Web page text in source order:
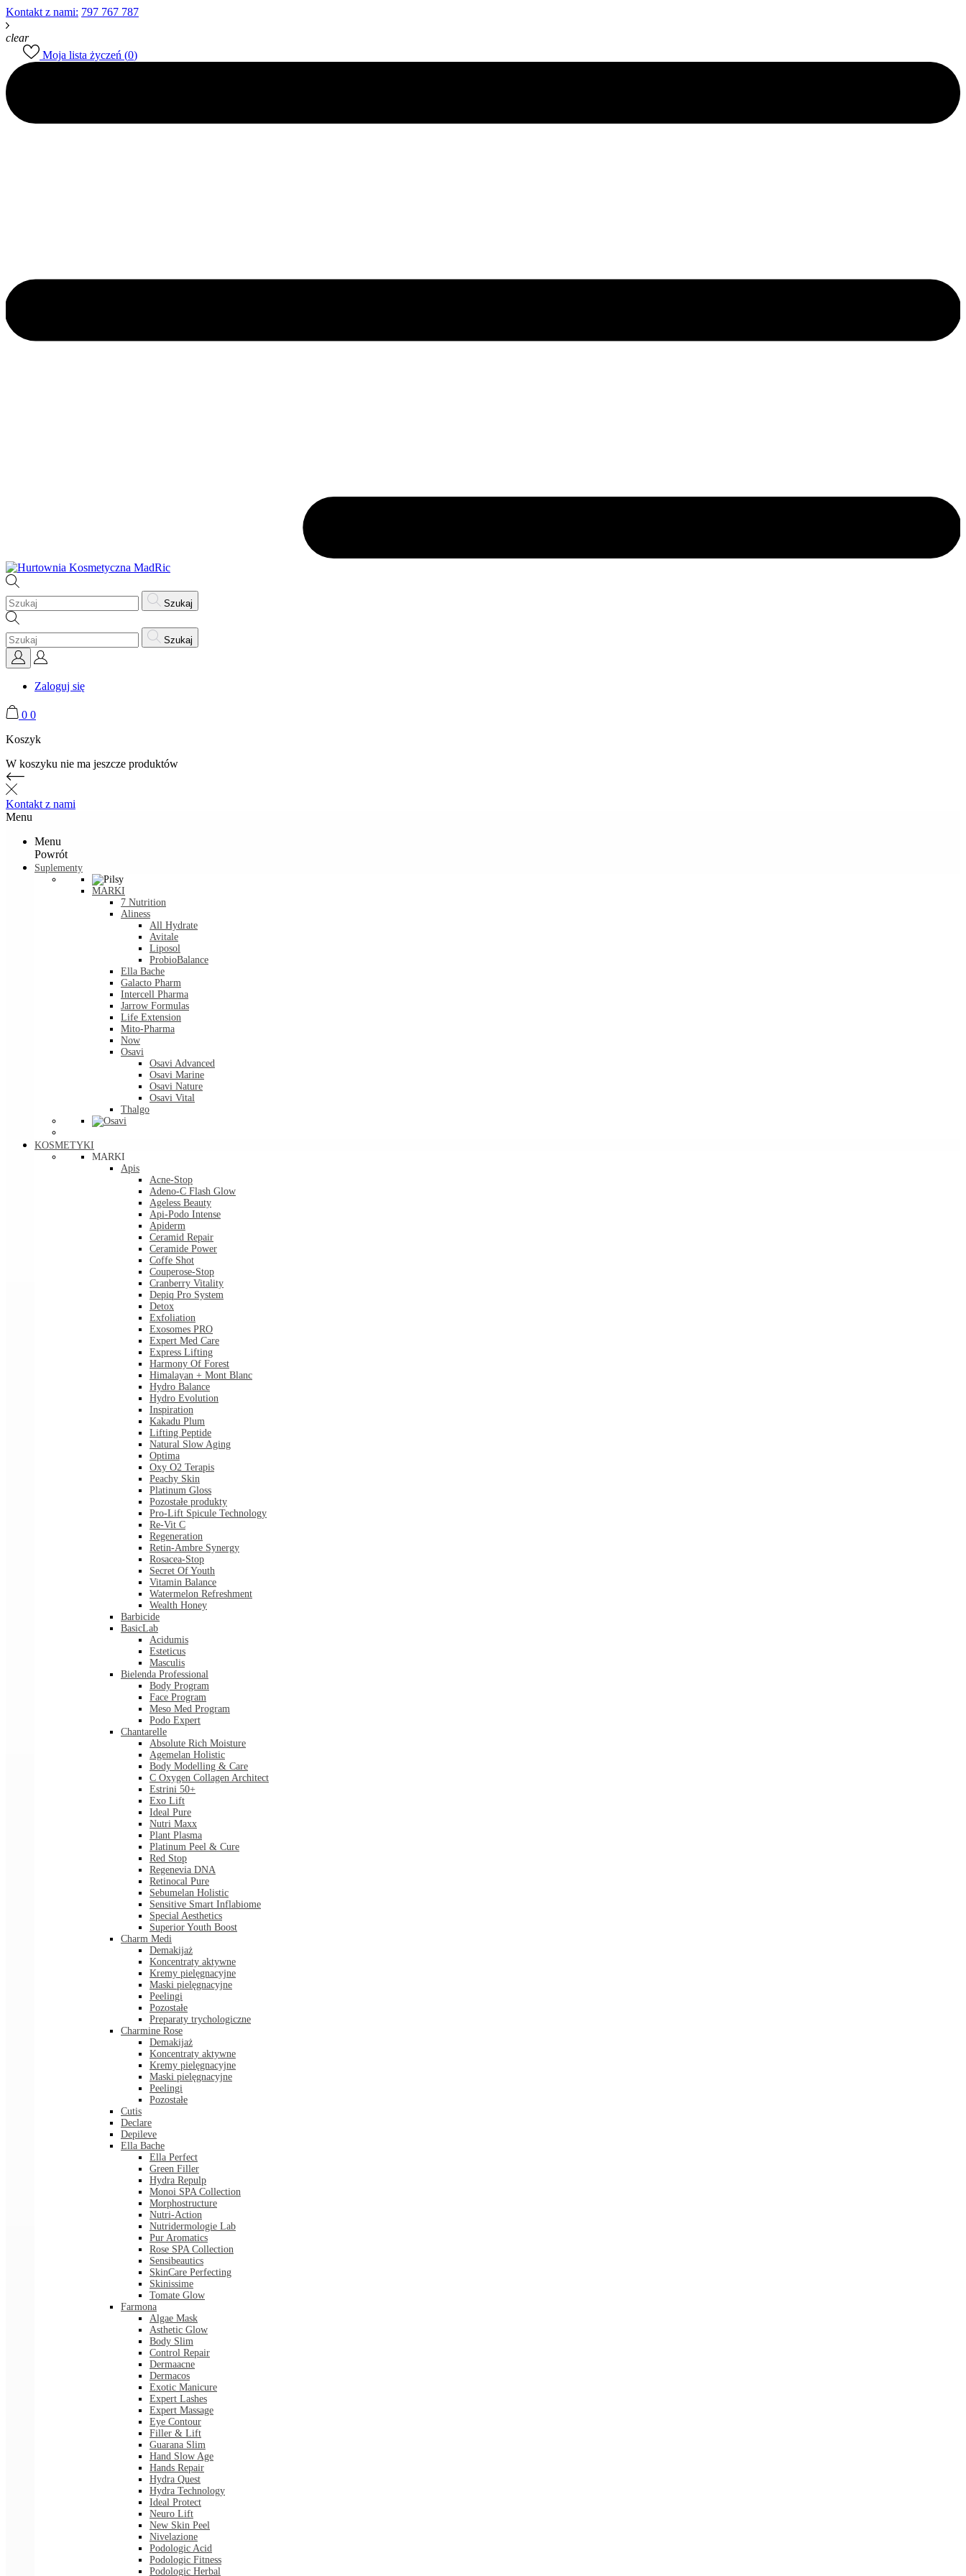
Kontakt z nami: 797 767 787
clear
Moja lista życzeń (0)
Szukaj
Szukaj
Zaloguj się
0 0
Koszyk
W koszyku nie ma jeszcze produktów
Kontakt z nami
Menu
Menu
Powrót
Suplementy
MARKI
7 Nutrition
Aliness
All Hydrate
Avitale
Liposol
ProbioBalance
Ella Bache
Galacto Pharm
Intercell Pharma
Jarrow Formulas
Life Extension
Mito-Pharma
Now
Osavi
Osavi Advanced
Osavi Marine
Osavi Nature
Osavi Vital
Thalgo
KOSMETYKI
MARKI
Apis
Acne-Stop
Adeno-C Flash Glow
Ageless Beauty
Api-Podo Intense
Apiderm
Ceramid Repair
Ceramide Power
Coffe Shot
Couperose-Stop
Cranberry Vitality
Depiq Pro System
Detox
Exfoliation
Exosomes PRO
Expert Med Care
Express Lifting
Harmony Of Forest
Himalayan + Mont Blanc
Hydro Balance
Hydro Evolution
Inspiration
Kakadu Plum
Lifting Peptide
Natural Slow Aging
Optima
Oxy O2 Terapis
Peachy Skin
Platinum Gloss
Pozostałe produkty
Pro-Lift Spicule Technology
Re-Vit C
Regeneration
Retin-Ambre Synergy
Rosacea-Stop
Secret Of Youth
Vitamin Balance
Watermelon Refreshment
Wealth Honey
Barbicide
BasicLab
Acidumis
Esteticus
Masculis
Bielenda Professional
Body Program
Face Program
Meso Med Program
Podo Expert
Chantarelle
Absolute Rich Moisture
Agemelan Holistic
Body Modelling & Care
C Oxygen Collagen Architect
Estrini 50+
Exo Lift
Ideal Pure
Nutri Maxx
Plant Plasma
Platinum Peel & Cure
Red Stop
Regenevia DNA
Retinocal Pure
Sebumelan Holistic
Sensitive Smart Inflabiome
Special Aesthetics
Superior Youth Boost
Charm Medi
Demakijaż
Koncentraty aktywne
Kremy pielęgnacyjne
Maski pielęgnacyjne
Peelingi
Pozostałe
Preparaty trychologiczne
Charmine Rose
Demakijaż
Koncentraty aktywne
Kremy pielęgnacyjne
Maski pielęgnacyjne
Peelingi
Pozostałe
Cutis
Declare
Depileve
Ella Bache
Ella Perfect
Green Filler
Hydra Repulp
Monoi SPA Collection
Morphostructure
Nutri-Action
Nutridermologie Lab
Pur Aromatics
Rose SPA Collection
Sensibeautics
SkinCare Perfecting
Skinissime
Tomate Glow
Farmona
Algae Mask
Asthetic Glow
Body Slim
Control Repair
Dermaacne
Dermacos
Exotic Manicure
Expert Lashes
Expert Massage
Eye Contour
Filler & Lift
Guarana Slim
Hand Slow Age
Hands Repair
Hydra Quest
Hydra Technology
Ideal Protect
Neuro Lift
New Skin Peel
Nivelazione
Podologic Acid
Podologic Fitness
Podologic Herbal